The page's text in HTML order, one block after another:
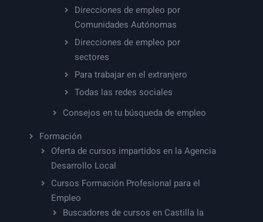
Direcciones de empleo por
Comunidades Autónomas
Direcciones de empleo por
sectores
Para trabajar en el extranjero
Todas las redes sociales
Consejos en tu búsqueda de empleo
Formación
Oferta de cursos impartidos en la Agencia
Desarrollo Local
Cursos Formación Profesional para el
Empleo
Buscadores de cursos en Castilla la